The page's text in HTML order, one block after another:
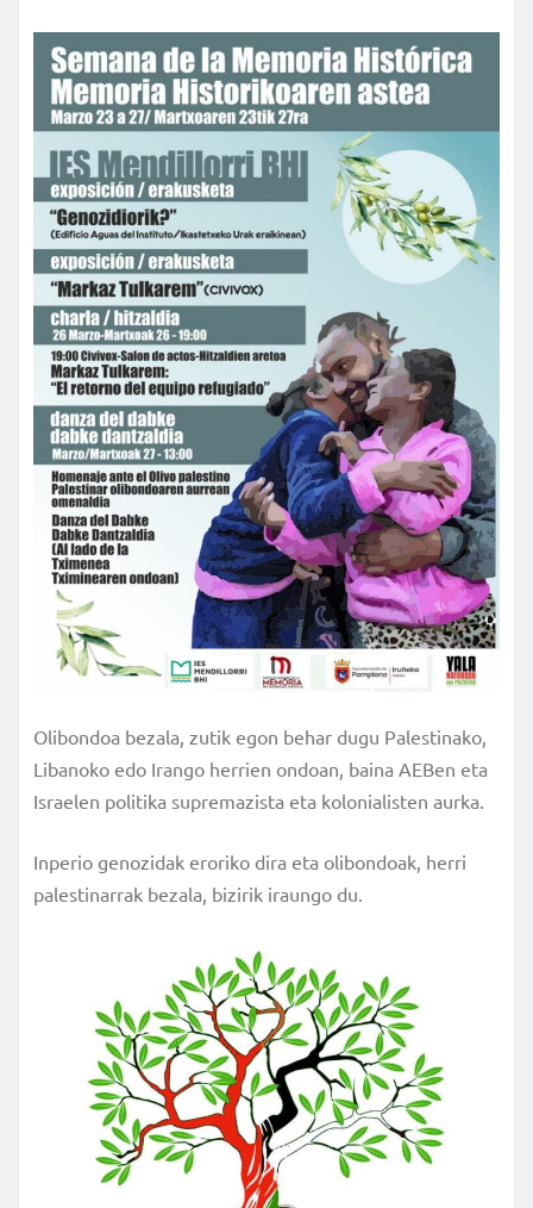
Olibondoa bezala, zutik egon behar dugu Palestinako,
Libanoko edo Irango herrien ondoan, baina AEBen eta
Israelen politika supremazista eta kolonialisten aurka.
Inperio genozidak eroriko dira eta olibondoak, herri
palestinarrak bezala, bizirik iraungo du.